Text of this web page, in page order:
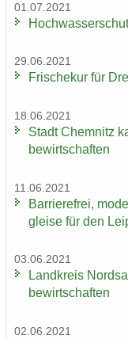
01.07.2021
29.06.2021
Fri­sche­kur für
18.06.2021
Stadt Chem­nitz
be­wirt­schaf­ten
11.06.2021
Bar­rie­re­frei,
glei­se für den
03.06.2021
Land­kreis
be­wirt­schaf­ten
02.06.2021